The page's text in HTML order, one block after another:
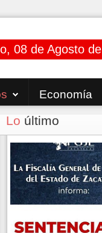
08 de Agosto
Economía
Lo último